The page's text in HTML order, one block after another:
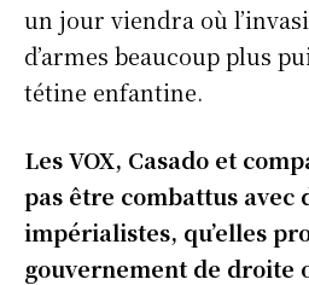
un jour viendra où
d’armes beaucoup plus
tétine enfantine.
Les VOX, Casado et
pas être combattus avec
impérialistes, qu’elles
gouvernement de droite